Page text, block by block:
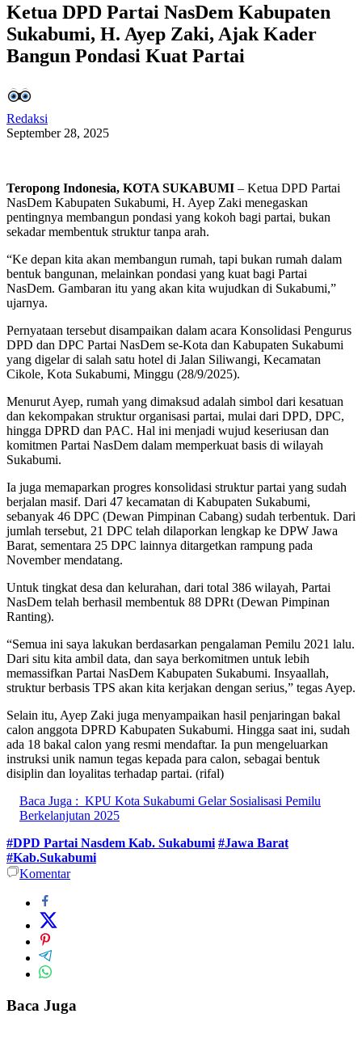
Ketua DPD Partai NasDem Kabupaten
Sukabumi, H. Ayep Zaki, Ajak Kader
Bangun Pondasi Kuat Partai
Redaksi
September 28, 2025
Teropong Indonesia, KOTA SUKABUMI – Ketua DPD Partai
NasDem Kabupaten Sukabumi, H. Ayep Zaki menegaskan
pentingnya membangun pondasi yang kokoh bagi partai, bukan
sekadar membentuk struktur tanpa arah.
“Ke depan kita akan membangun rumah, tapi bukan rumah dalam
bentuk bangunan, melainkan pondasi yang kuat bagi Partai
NasDem. Gambaran itu yang akan kita wujudkan di Sukabumi,”
ujarnya.
Pernyataan tersebut disampaikan dalam acara Konsolidasi Pengurus
DPD dan DPC Partai NasDem se-Kota dan Kabupaten Sukabumi
yang digelar di salah satu hotel di Jalan Siliwangi, Kecamatan
Cikole, Kota Sukabumi, Minggu (28/9/2025).
Menurut Ayep, rumah yang dimaksud adalah simbol dari kesatuan
dan kekompakan struktur organisasi partai, mulai dari DPD, DPC,
hingga DPRD dan PAC. Hal ini menjadi wujud keseriusan dan
komitmen Partai NasDem dalam memperkuat basis di wilayah
Sukabumi.
Ia juga memaparkan progres konsolidasi struktur partai yang sudah
berjalan masif. Dari 47 kecamatan di Kabupaten Sukabumi,
sebanyak 46 DPC (Dewan Pimpinan Cabang) sudah terbentuk. Dari
jumlah tersebut, 21 DPC telah dilaporkan lengkap ke DPW Jawa
Barat, sementara 25 DPC lainnya ditargetkan rampung pada
November mendatang.
Untuk tingkat desa dan kelurahan, dari total 386 wilayah, Partai
NasDem telah berhasil membentuk 88 DPRt (Dewan Pimpinan
Ranting).
“Semua ini saya lakukan berdasarkan pengalaman Pemilu 2021 lalu.
Dari situ kita ambil data, dan saya berkomitmen untuk lebih
memassifkan Partai NasDem Kabupaten Sukabumi. Insyaallah,
struktur berbasis TPS akan kita kerjakan dengan serius,” tegas Ayep.
Selain itu, Ayep Zaki juga menyampaikan hasil penjaringan bakal
calon anggota DPRD Kabupaten Sukabumi. Hingga saat ini, sudah
ada 18 bakal calon yang resmi mendaftar. Ia pun mengeluarkan
instruksi unik namun tegas kepada para calon, sebagai bentuk
disiplin dan loyalitas terhadap partai. (rifal)
Baca Juga : KPU Kota Sukabumi Gelar Sosialisasi Pemilu
Berkelanjutan 2025
#DPD Partai Nasdem Kab. Sukabumi #Jawa Barat
#Kab.Sukabumi
Komentar
Baca Juga